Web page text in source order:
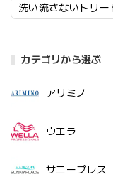
洗い流さないトリー
カテゴリから選ぶ
アリミノ
ウエラ
サニープレス